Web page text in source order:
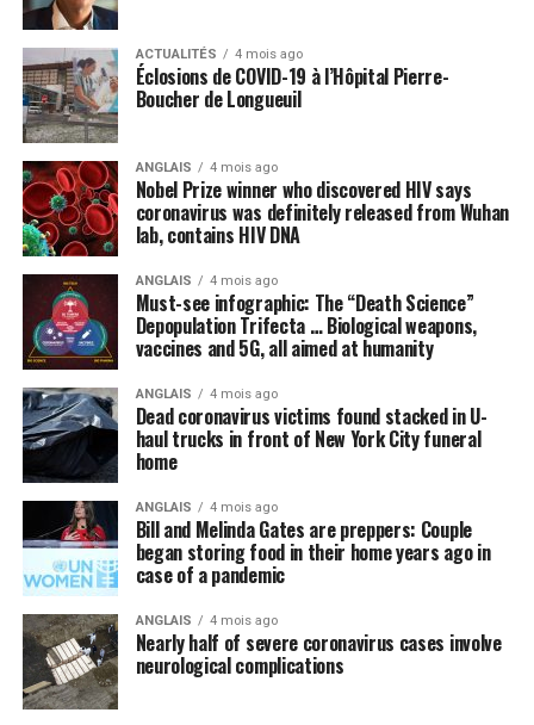
toujours un avantage sur les États-Unis pour se rendre
plus attrayant.»
En juillet, le ministère des Finances a publié un
document qui examinait le «taux d’imposition effectif
marginal», qui tient compte des taxes provinciales et
autres pour estimer le coût pour les entreprises de faire
de nouveaux investissements. Le taux d’imposition
effectif a servi de base à l’analyse de l’été 2018 qui a
révélé que les taxes des entreprises du Canada étaient
inférieures à celles des États-Unis, et pour les chiffres de
la mise à jour de novembre 2018.
Le Canada est le seul pays à avoir adopté des mesures
concernant l’amortissement accéléré en réponse aux
réductions fiscales de M. Trump. Une vingtaine de pays
ont préféré réduire le taux d’imposition des sociétés,
mentionne Jack Mintz, expert en politique fiscale à
l’Université de Calgary.
Les propres calculs de M. Mintz, qui tiennent compte de
secteurs comme le pétrole et le gaz que le ministère
laisse de côté, laissent entendre que le taux d’imposition
effectif du Canada sur le capital était un peu plus élevé
qu’aux États-Unis avant et après les changements de
l’an dernier.
ACTUALITÉS 4 mois ago
Éclosions de COVID-19 à l’Hôpital Pierre-
Boucher de Longueuil
ANGLAIS 4 mois ago
Nobel Prize winner who discovered HIV says
coronavirus was definitely released from Wuhan
lab, contains HIV DNA
ANGLAIS 4 mois ago
Must-see infographic: The “Death Science”
Depopulation Trifecta … Biological weapons,
vaccines and 5G, all aimed at humanity
ANGLAIS 4 mois ago
Dead coronavirus victims found stacked in U-
haul trucks in front of New York City funeral
home
ANGLAIS 4 mois ago
Bill and Melinda Gates are preppers: Couple
began storing food in their home years ago in
case of a pandemic
ANGLAIS 4 mois ago
Nearly half of severe coronavirus cases involve
neurological complications